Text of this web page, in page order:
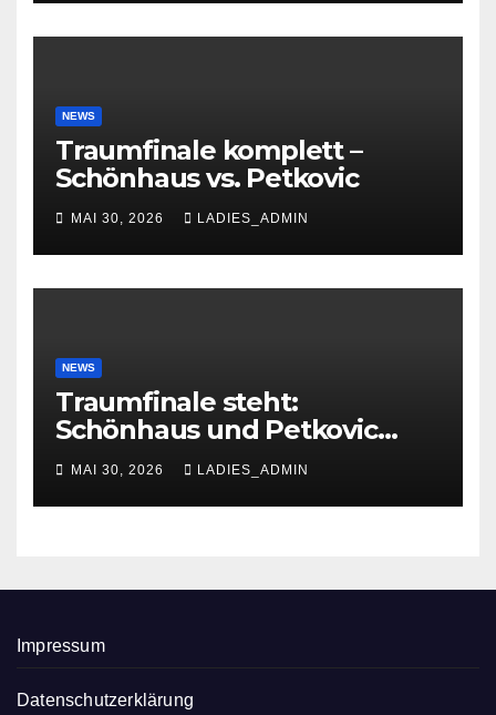
NEWS
Traumfinale komplett –
Schönhaus vs. Petkovic
MAI 30, 2026 LADIES_ADMIN
NEWS
Traumfinale steht:
Schönhaus und Petkovic
glänzen in Troisdorf
MAI 30, 2026 LADIES_ADMIN
Impressum
Datenschutzerklärung